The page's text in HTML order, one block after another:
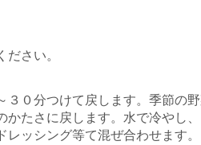
さい。
０分つけて戻します。季節の
たさに戻します。水で冷やし
ッシング等て混ぜ合わせます。